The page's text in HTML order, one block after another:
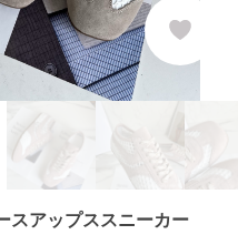
スアップススニーカー